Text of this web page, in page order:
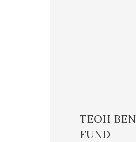
TEOH
FUND